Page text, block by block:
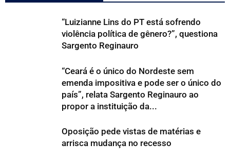
“Luizianne Lins do PT está sofrendo
violência política de gênero?”, questiona
Sargento Reginauro
“Ceará é o único do Nordeste sem
emenda impositiva e pode ser o único do
país”, relata Sargento Reginauro ao
propor a instituição da...
Oposição pede vistas de matérias e
arrisca mudança no recesso